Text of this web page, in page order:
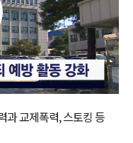
과 교제폭력, 스토킹 등